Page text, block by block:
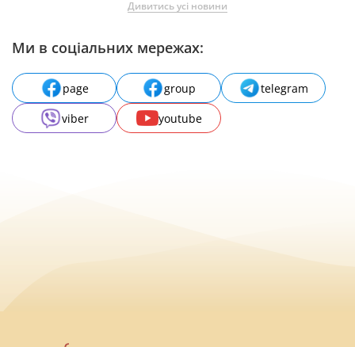
Дивитись усі новини
Ми в соціальних мережах:
page group
telegram
viber
youtube